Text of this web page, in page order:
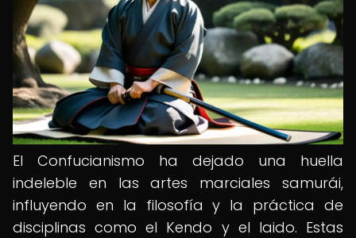
El Confucianismo ha dejado una huella
indeleble en las artes marciales samurái,
influyendo en la filosofía y la práctica de
disciplinas como el Kendo y el Iaido. Estas